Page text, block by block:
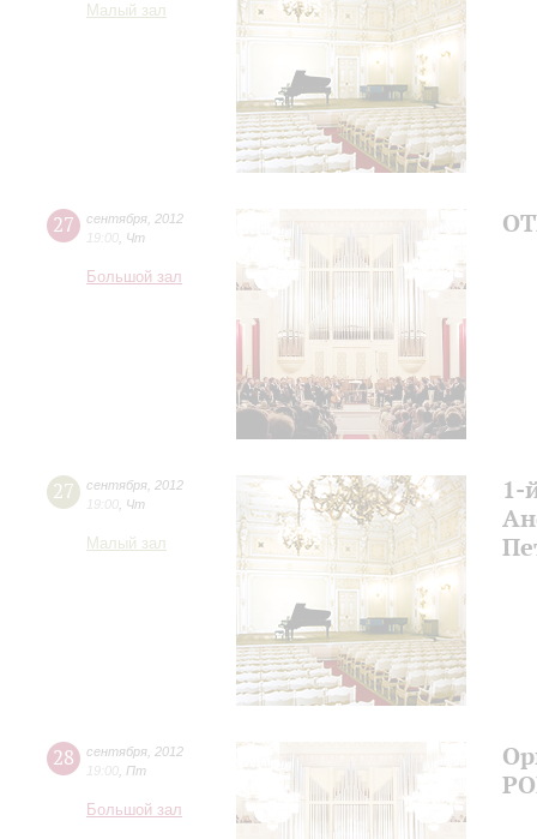
Малый зал
27 сентября 2012
19:00 Чт
Большой зал
27 сентября 2012
19:00 Чт
Малый зал
1-
28 сентября 2012
19:00 Пт
Большой зал